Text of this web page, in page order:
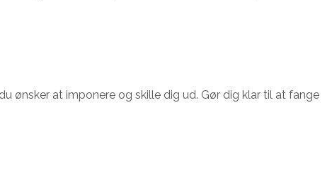
ønsker at imponere og skille dig ud. Gør dig klar til at fange